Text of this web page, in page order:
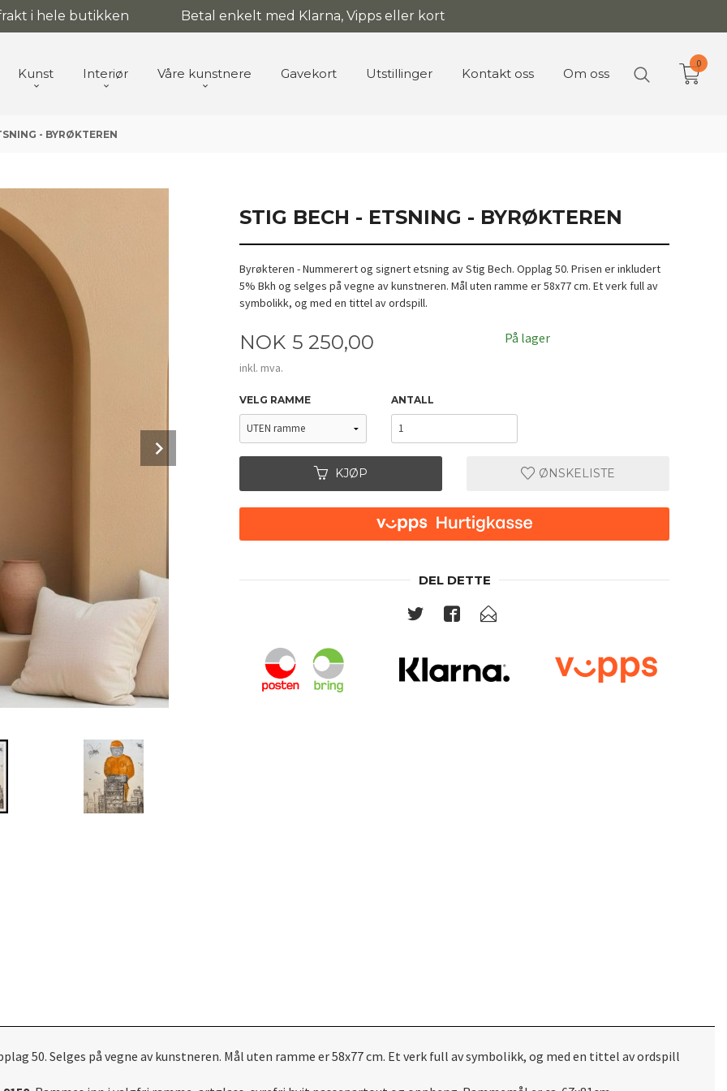
i hele butikken Betal enkelt med Klarna, Vipps eller kort
Kunst Interiør Våre kunstnere Gavekort Utstillinger Kontakt oss Om oss
0
- BYRØKTEREN
STIG BECH - ETSNING - BYRØKTEREN
Byrøkteren - Nummerert og signert etsning av Stig Bech. Opplag 50. Prisen er inkludert
5% Bkh og selges på vegne av kunstneren. Mål uten ramme er 58x77 cm. Et verk full av
symbolikk, og med en tittel av ordspill.
Pris
NOK 5 250,00
inkl. mva.
På lager
VELG RAMME ANTALL
KJØP ØNSKELISTE
DEL DETTE
50. Selges på vegne av kunstneren. Mål uten ramme er 58x77 cm. Et verk full av symbolikk, og med en tittel av ordspill